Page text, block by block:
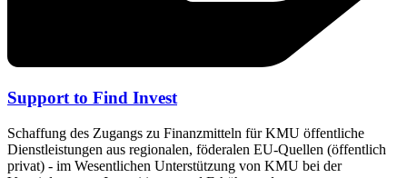
Support to Find Invest
Schaffung des Zugangs zu Finanzmitteln für KMU öffentliche
Dienstleistungen aus regionalen, föderalen EU-Quellen (öffentlich
privat) - im Wesentlichen Unterstützung von KMU bei der